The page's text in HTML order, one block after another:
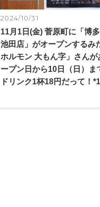
2024/10/31
11月1日(金) 菅原町に「博
池田店」がオープンするみ
ホルモン 大もん字」さんが
ープン日から10日（日）ま
ドリンク1杯18円だって！